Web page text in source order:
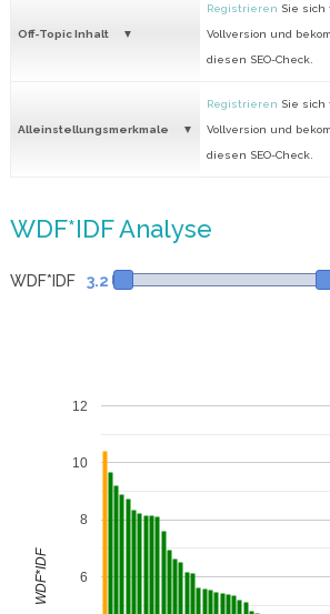
Off-Topic Inhalt
Registrieren Sie sich
Vollversion und
diesen SEO-Check.
Alleinstellungsmerkmale
Registrieren Sie sich
Vollversion und
diesen SEO-Check.
WDF*IDF Analyse
WDF*IDF 3.2
6
8
10
12
WDF*IDF